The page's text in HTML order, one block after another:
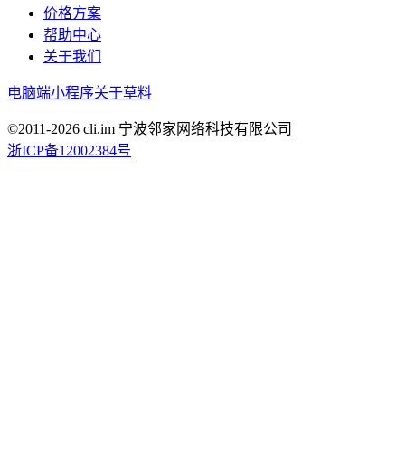
价格方案
帮助中心
关于我们
电脑端小程序关于草料
©2011-2026 cli.im 宁波邻家网络科技有限公司
浙ICP备12002384号